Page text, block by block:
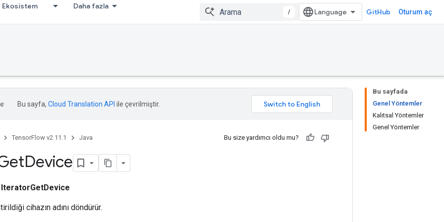
Ekosistem Daha fazla
/ GitHub Oturum aç
Bu sayfada
Genel Yöntemler
Kalıtsal Yöntemler
Genel Yöntemler
Bu sayfa, Cloud Translation API ile çevrilmiştir.
TensorFlow v2.11.1 Java Bu size yardımcı oldu mu?
Device
IteratorGetDevice
cihazın adını döndürür.